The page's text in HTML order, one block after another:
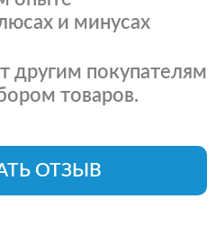
и минусах
другим покупателям
товаров.
ОТЗЫВ